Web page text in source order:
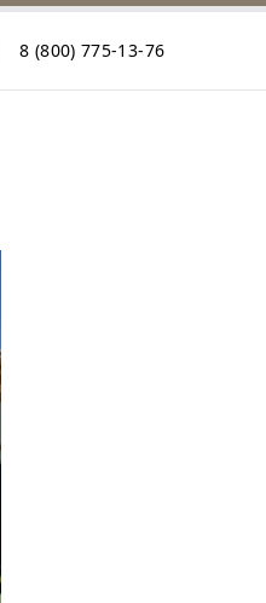
8 (800) 775-13-76